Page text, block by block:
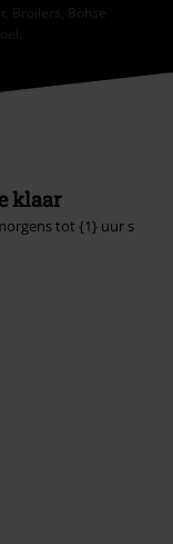
Broilers, Böhse
klaar
tot {1} uur s